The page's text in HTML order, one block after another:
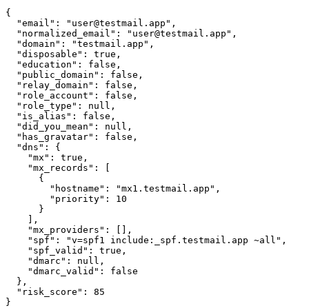
{
  "email": "user@testmail.app",
  "normalized_email": "user@testmail.app",
  "domain": "testmail.app",
  "disposable": true,
  "education": false,
  "public_domain": false,
  "relay_domain": false,
  "role_account": false,
  "role_type": null,
  "is_alias": false,
  "did_you_mean": null,
  "has_gravatar": false,
  "dns": {
    "mx": true,
    "mx_records": [
      {
        "hostname": "mx1.testmail.app",
        "priority": 10
      }
    ],
    "mx_providers": [],
    "spf": "v=spf1 include:_spf.testmail.app ~all",
    "spf_valid": true,
    "dmarc": null,
    "dmarc_valid": false
  },
  "risk_score": 85
}